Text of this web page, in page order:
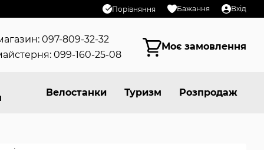
Порівняння Бажання Вхід
097-809-32-32
099-160-25-08
Моє замовлення
Велостанки Туризм Розпродаж